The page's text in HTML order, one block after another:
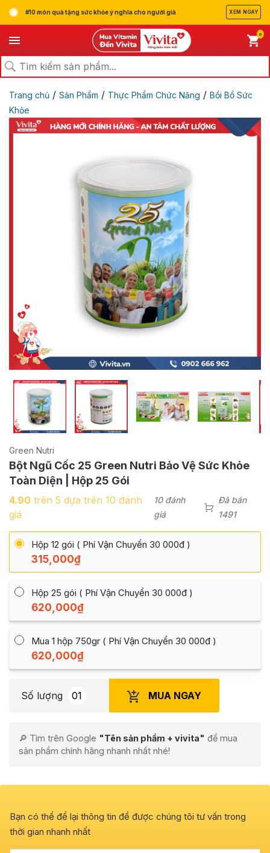
#10 món quà tặng sức khỏe ý nghĩa cho người già XEM NGAY
0
Trang chủ / Sản Phẩm / Thực Phẩm Chức Năng / Bồi Bổ Sức
Khỏe
Green Nutri
Bột Ngũ Cốc 25 Green Nutri Bảo Vệ Sức Khỏe
Toàn Diện | Hộp 25 Gói
4.90 trên 5 dựa trên 10 đánh
giá
10 đánh
giá
Đã bán
1491
Hộp 12 gói ( Phí Vận Chuyển 30 000đ )
315,000₫
Hộp 25 gói ( Phí Vận Chuyển 30 000đ )
620,000₫
Mua 1 hộp 750gr ( Phí Vận Chuyển 30 000đ )
620,000₫
Số lượng MUA NGAY
🔎 Tìm trên Google "Tên sản phẩm + vivita" để mua
sản phẩm chính hãng nhanh nhất nhé!
Bạn có thể để lại thông tin để được chúng tôi tư vấn trong
thời gian nhanh nhất